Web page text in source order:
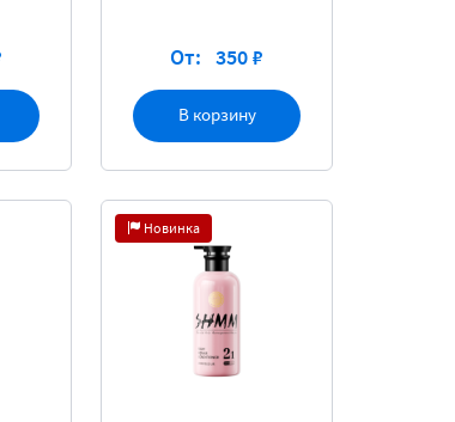
В корзину
От: 350 ₽
Новинка